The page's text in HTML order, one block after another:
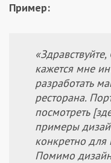
Пример:
кажется мне
разработать
ресторана.
посмотреть
примеры
конкретно для
Помимо